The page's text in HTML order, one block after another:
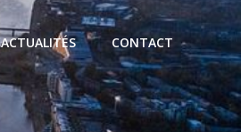
ACTUALITÉS CONTACT